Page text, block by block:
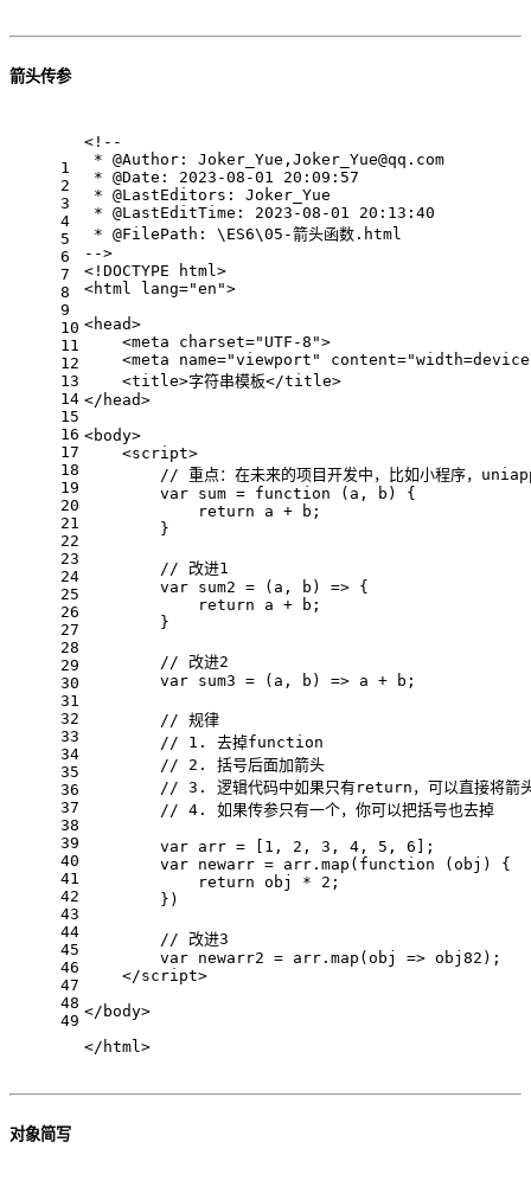
箭头传参
1
2
3
4
5
6
7
8
9
10
11
12
13
14
15
16
17
18
19
20
21
22
23
24
25
26
27
28
29
30
31
32
33
34
35
36
37
38
39
40
41
42
43
44
45
46
47
48
49
<!--
* @Author: Joker_Yue,Joker_Yue@qq.com
* @Date: 2023-08-01 20:09:57
* @LastEditors: Joker_Yue
* @LastEditTime: 2023-08-01 20:13:40
* @FilePath: \ES6\05-箭头函数.html
-->
<!DOCTYPE
html >
<html lang="en">
<head>
<meta charset="UTF-8">
<meta name="viewport" content=
<title>字符串模板</title>
</ head>
<body>
<script>
// 重点：在未来的项目开发中，比如小程序，
var sum = function ( a, b ) {
return a + b;
        }
// 改进1
var sum2 = ( a, b ) => {
return a + b;
        }
// 改进2
var sum3 = ( a, b ) => a + b;
// 规律
// 1. 去掉function
// 2. 括号后面加箭头
// 3. 逻辑代码中如果只有return，可以直接将箭
// 4. 如果传参只有一个，你可以把括号也去掉
var arr = [ 1 , 2 , 3 , 4 , 5 , 6 ];
var newarr = arr. map ( function (obj ) {
return obj * 2 ;
        })
// 改进3
var newarr2 = arr. map (obj => obj82);
</script>
</ body>
</ html >
对象简写